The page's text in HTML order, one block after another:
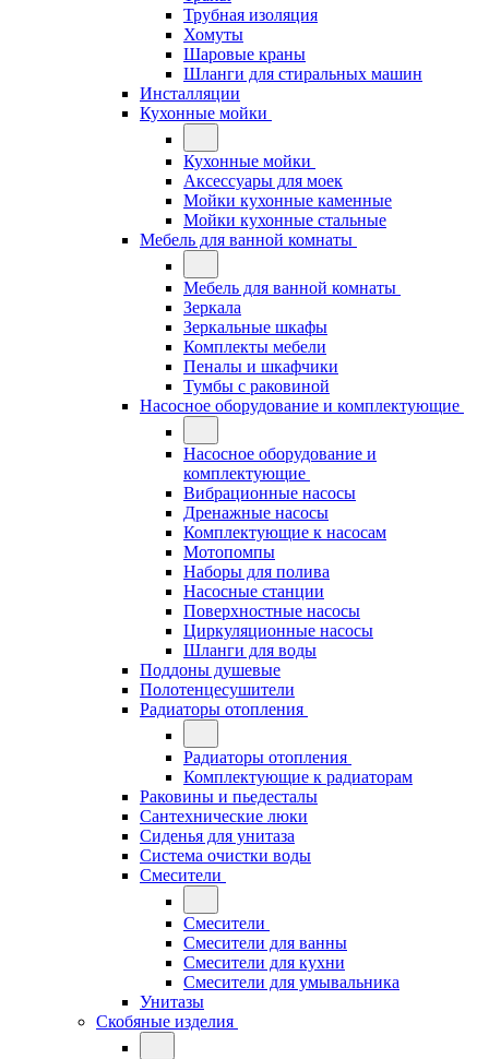
Трубная изоляция
Хомуты
Шаровые краны
Шланги для стиральных машин
Инсталляции
Кухонные мойки
Кухонные мойки
Аксессуары для моек
Мойки кухонные каменные
Мойки кухонные стальные
Мебель для ванной комнаты
Мебель для ванной комнаты
Зеркала
Зеркальные шкафы
Комплекты мебели
Пеналы и шкафчики
Тумбы с раковиной
Насосное оборудование и комплектующие
Насосное оборудование и
комплектующие
Вибрационные насосы
Дренажные насосы
Комплектующие к насосам
Мотопомпы
Наборы для полива
Насосные станции
Поверхностные насосы
Циркуляционные насосы
Шланги для воды
Поддоны душевые
Полотенцесушители
Радиаторы отопления
Радиаторы отопления
Комплектующие к радиаторам
Раковины и пьедесталы
Сантехнические люки
Сиденья для унитаза
Система очистки воды
Смесители
Смесители
Смесители для ванны
Смесители для кухни
Смесители для умывальника
Унитазы
Скобяные изделия